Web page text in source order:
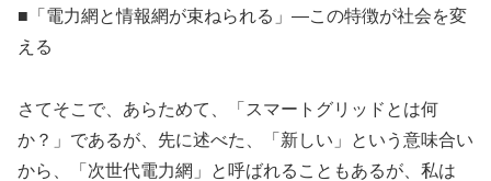
■「電力網と情報網が束ねられる」—この特徴が社会を変
える
さてそこで、あらためて、「スマートグリッドとは何
か？」であるが、先に述べた、「新しい」という意味合い
から、「次世代電力網」と呼ばれることもあるが、私は